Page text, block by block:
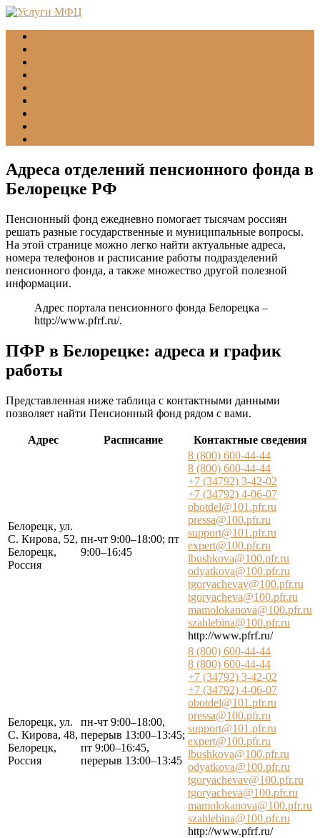
Адреса отделений пенсионного фонда в
Белорецке РФ
Пенсионный фонд ежедневно помогает тысячам россиян
решать разные государственные и муниципальные вопросы.
На этой странице можно легко найти актуальные адреса,
номера телефонов и расписание работы подразделений
пенсионного фонда, а также множество другой полезной
информации.
Адрес портала пенсионного фонда Белорецка –
http://www.pfrf.ru/.
ПФР в Белорецке: адреса и график
работы
Представленная ниже таблица с контактными данными
позволяет найти Пенсионный фонд рядом с вами.
Адрес Расписание Контактные сведения
Белорецк, ул.
С. Кирова, 52,
Белорецк,
Россия
пн-чт 9:00–18:00; пт
9:00–16:45
8 (800) 600-44-44
8 (800) 600-44-44
+7 (34792) 3-42-02
+7 (34792) 4-06-07
obotdel@101.pfr.ru
pressa@100.pfr.ru
support@101.pfr.ru
expert@100.pfr.ru
lbushkova@100.pfr.ru
odyatkova@100.pfr.ru
tgoryachevav@100.pfr.ru
tgoryacheva@100.pfr.ru
mamolokanova@100.pfr.ru
szahlebina@100.pfr.ru
http://www.pfrf.ru/
Белорецк, ул.
С. Кирова, 48,
Белорецк,
Россия
пн-чт 9:00–18:00,
перерыв 13:00–13:45;
пт 9:00–16:45,
перерыв 13:00–13:45
8 (800) 600-44-44
8 (800) 600-44-44
+7 (34792) 3-42-02
+7 (34792) 4-06-07
obotdel@101.pfr.ru
pressa@100.pfr.ru
support@101.pfr.ru
expert@100.pfr.ru
lbushkova@100.pfr.ru
odyatkova@100.pfr.ru
tgoryachevav@100.pfr.ru
tgoryacheva@100.pfr.ru
mamolokanova@100.pfr.ru
szahlebina@100.pfr.ru
http://www.pfrf.ru/